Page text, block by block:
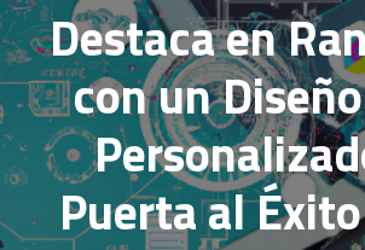
Destaca en
con un
Puerta al